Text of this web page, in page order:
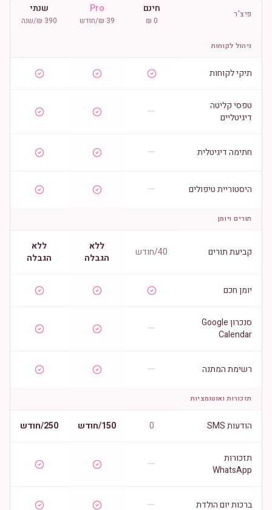
פיצ'ר חינם
0 ₪
Pro
39 ₪/חודש
שנתי
390 ₪/שנה
ניהול לקוחות
תיקי לקוחות
טפסי קליטה
דיגיטליים
—
חתימה דיגיטלית —
היסטוריית טיפולים —
תורים ויומן
קביעת תורים 40/חודש
ללא
הגבלה
ללא
הגבלה
יומן חכם
סנכרון Google
Calendar
—
רשימת המתנה —
תזכורות ואוטומציות
הודעות SMS 0 150/חודש 250/חודש
תזכורות
WhatsApp
—
ברכות יום הולדת —